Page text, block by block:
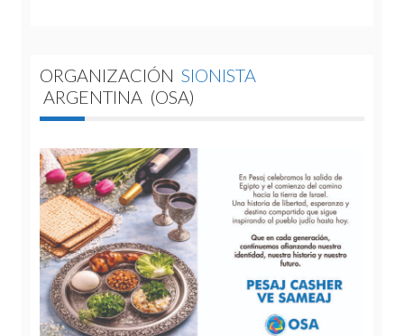
ORGANIZACIÓN SIONISTA
ARGENTINA (OSA)